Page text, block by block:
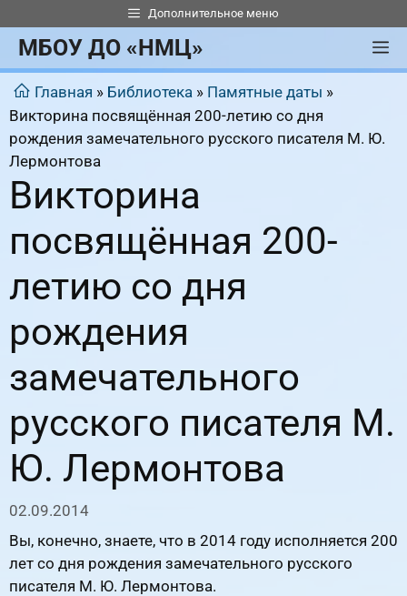
к
содержимому
Дополнительное меню
МБОУ ДО «НМЦ»
Главная » Библиотека » Памятные даты »
Викторина посвящённая 200-летию со дня
рождения замечательного русского писателя М. Ю.
Лермонтова
Викторина
посвящённая 200-
летию со дня
рождения
замечательного
русского писателя М.
Ю. Лермонтова
02.09.2014
Вы, конечно, знаете, что в 2014 году исполняется 200
лет со дня рождения замечательного русского
писателя М. Ю. Лермонтова.